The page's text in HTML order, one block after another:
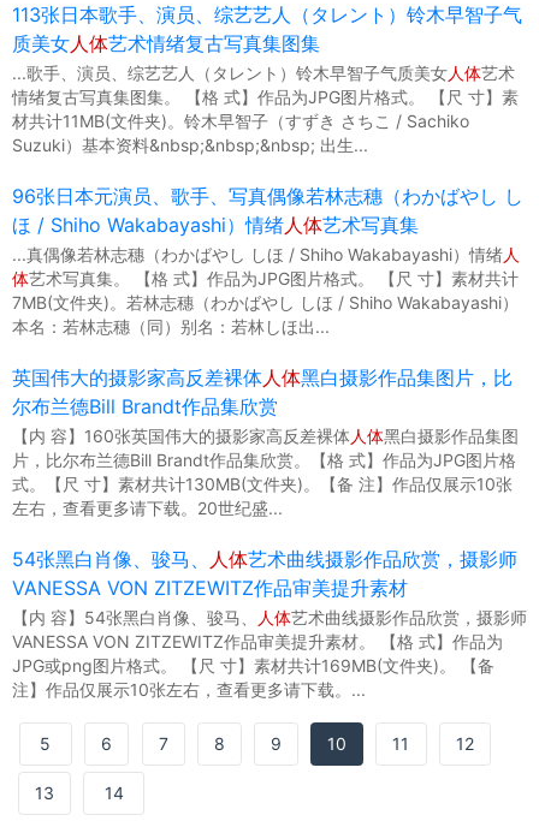
113张日本歌手、演员、综艺艺人（タレント）铃木早智子气
质美女人体艺术情绪复古写真集图集
...歌手、演员、综艺艺人（タレント）铃木早智子气质美女人体艺术
情绪复古写真集图集。 【格 式】作品为JPG图片格式。 【尺 寸】素
材共计11MB(文件夹)。铃木早智子（すずき さちこ / Sachiko
Suzuki）基本资料&nbsp;&nbsp;&nbsp; 出生...
96张日本元演员、歌手、写真偶像若林志穗（わかばやし し
ほ / Shiho Wakabayashi）情绪人体艺术写真集
...真偶像若林志穗（わかばやし しほ / Shiho Wakabayashi）情绪人
体艺术写真集。 【格 式】作品为JPG图片格式。 【尺 寸】素材共计
7MB(文件夹)。若林志穗（わかばやし しほ / Shiho Wakabayashi）
本名：若林志穗（同）别名：若林しほ出...
英国伟大的摄影家高反差裸体人体黑白摄影作品集图片，比
尔布兰德Bill Brandt作品集欣赏
【内 容】160张英国伟大的摄影家高反差裸体人体黑白摄影作品集图
片，比尔布兰德Bill Brandt作品集欣赏。【格 式】作品为JPG图片格
式。【尺 寸】素材共计130MB(文件夹)。【备 注】作品仅展示10张
左右，查看更多请下载。20世纪盛...
54张黑白肖像、骏马、 人体艺术曲线摄影作品欣赏，摄影师
VANESSA VON ZITZEWITZ作品审美提升素材
【内 容】54张黑白肖像、骏马、 人体艺术曲线摄影作品欣赏，摄影师
VANESSA VON ZITZEWITZ作品审美提升素材。 【格 式】作品为
JPG或png图片格式。 【尺 寸】素材共计169MB(文件夹)。 【备
注】作品仅展示10张左右，查看更多请下载。...
5 6 7 8 9 10 11 12
13 14